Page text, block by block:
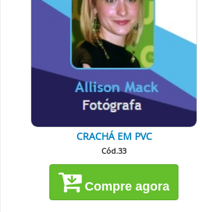
CRACHÁ EM PVC
Cód.33
Compre agora